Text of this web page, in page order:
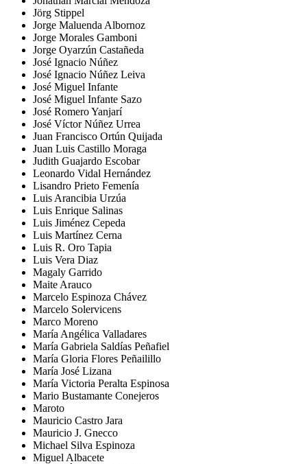
Jörg Stippel
Jorge Maluenda Albornoz
Jorge Morales Gamboni
Jorge Oyarzún Castañeda
José Ignacio Núñez
José Ignacio Núñez Leiva
José Miguel Infante
José Miguel Infante Sazo
José Romero Yanjarí
José Víctor Núñez Urrea
Juan Francisco Ortún Quijada
Juan Luis Castillo Moraga
Judith Guajardo Escobar
Leonardo Vidal Hernández
Lisandro Prieto Femenía
Luis Arancibia Urzúa
Luis Enrique Salinas
Luis Jiménez Cepeda
Luis Martínez Cerna
Luis R. Oro Tapia
Luis Vera Diaz
Magaly Garrido
Maite Arauco
Marcelo Espinoza Chávez
Marcelo Solervicens
Marco Moreno
María Angélica Valladares
María Gabriela Saldías Peñafiel
María Gloria Flores Peñailillo
María José Lizana
María Victoria Peralta Espinosa
Mario Bustamante Conejeros
Maroto
Mauricio Castro Jara
Mauricio J. Gnecco
Michael Silva Espinoza
Miguel Albacete